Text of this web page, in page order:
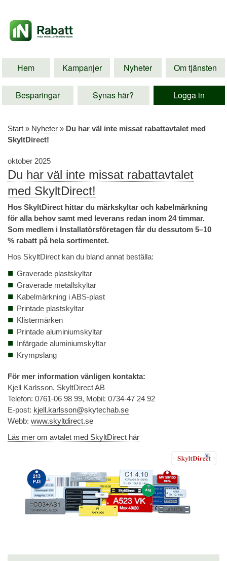
Hem Kampanjer Nyheter Om tjänsten
Besparingar Synas här? Logga in
Start » Nyheter » Du har väl inte missat rabattavtalet med
SkyltDirect!
oktober 2025
Du har väl inte missat rabattavtalet
med SkyltDirect!
Hos SkyltDirect hittar du märkskyltar och kabelmärkning
för alla behov samt med leverans redan inom 24 timmar.
Som medlem i Installatörsföretagen får du dessutom 5–10
% rabatt på hela sortimentet.
Hos SkyltDirect kan du bland annat beställa:
Graverade plastskyltar
Graverade metallskyltar
Kabelmärkning i ABS-plast
Printade plastskyltar
Klistermärken
Printade aluminiumskyltar
Infärgade aluminiumskyltar
Krympslang
För mer information vänligen kontakta:
Kjell Karlsson, SkyltDirect AB
Telefon: 0761-06 98 99, Mobil: 0734-47 24 92
E-post: kjell.karlsson@skytechab.se
Webb: www.skyltdirect.se
Läs mer om avtalet med SkyltDirect här